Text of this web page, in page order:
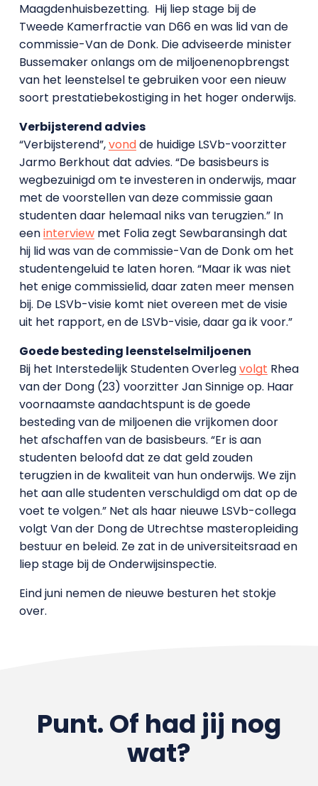
Maagdenhuisbezetting. Hij liep stage bij de
Tweede Kamerfractie van D66 en was lid van de
commissie-Van de Donk. Die adviseerde minister
Bussemaker onlangs om de miljoenenopbrengst
van het leenstelsel te gebruiken voor een nieuw
soort prestatiebekostiging in het hoger onderwijs.
Verbijsterend advies
“Verbijsterend”,vondde huidige LSVb-voorzitter
Jarmo Berkhout dat advies. “De basisbeurs is
wegbezuinigd om te investeren in onderwijs, maar
met de voorstellen van deze commissie gaan
studenten daar helemaal niks van terugzien.” In
eeninterviewmet Folia zegt Sewbaransingh dat
hij lid was van de commissie-Van de Donk om het
studentengeluid te laten horen. “Maar ik was niet
het enige commissielid, daar zaten meer mensen
bij. De LSVb-visie komt niet overeen met de visie
uit het rapport, en de LSVb-visie, daar ga ik voor.”
Goede besteding leenstelselmiljoenen
Bij het Interstedelijk Studenten Overlegvolgt Rhea
van der Dong (23) voorzitter Jan Sinnige op. Haar
voornaamste aandachtspunt is de goede
besteding van de miljoenen die vrijkomen door
het afschaffen van de basisbeurs. “Er is aan
studenten beloofd dat ze dat geld zouden
terugzien in de kwaliteit van hun onderwijs. We zijn
het aan alle studenten verschuldigd om dat op de
voet te volgen.” Net als haar nieuwe LSVb-collega
volgt Van der Dong de Utrechtse masteropleiding
bestuur en beleid. Ze zat in de universiteitsraad en
liep stage bij de Onderwijsinspectie.
Eind juni nemen de nieuwe besturen het stokje
over.
Punt. Of had jij nog
wat?